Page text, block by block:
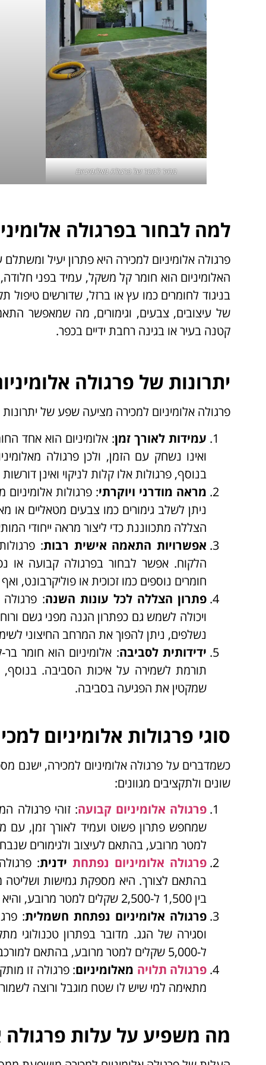
מחיר למטר של פרגולה מאלומיניום
למה לבחור בפרגולה
פרגולה אלומיניום למכירה היא פתרון יעיל ומשתלם
האלומיניום הוא חומר קל משקל, עמיד בפני
בניגוד לחומרים כמו עץ או ברזל, שדורשים
של עיצובים, צבעים, וגימורים, מה שמאפשר
קטנה בעיר או בגינה רחבת ידיים בכפר.
יתרונות של פרגולה
פרגולה אלומיניום למכירה מציעה שפע של
עמידות לאורך זמן: אלומיניום הוא אחד
ואינו נשחק עם הזמן, ולכן פרגולה
בנוסף, פרגולות אלו קלות לניקוי ואינן
מראה מודרני ויוקרתי: פרגולות
ניתן לשלב גימורים כמו צבעים מטאליים או
הצללה מתכווננת כדי ליצור מראה ייחודי
אפשרויות התאמה אישית רבות:
הלקוח. אפשר לבחור בפרגולה קבועה או
חומרים נוספים כמו זכוכית או פוליקרבונט,
פתרון הצללה לכל עונות השנה:
ויכולה לשמש גם כפתרון הגנה מפני גשם
נשלפים, ניתן להפוך את המרחב החיצוני
ידידותית לסביבה: אלומיניום הוא חומר
תורמת לשמירה על איכות הסביבה. בנוסף,
שמקטין את הפגיעה בסביבה.
סוגי פרגולות אלומיניום
כשמדברים על פרגולה אלומיניום למכירה, ישנם
שונים ולתקציבים מגוונים:
פרגולה אלומיניום קבועה: זוהי פרגולה
למטר מרובע, בהתאם לעיצוב ולגימורים
פרגולה אלומיניום נפתחת ידנית:
בהתאם לצורך. היא מספקת גמישות ושליטה
בין 1,500 ל-2,500 שקלים למטר מרובע, והיא כוללת תוספת עבור המנגנון הידני.
פרגולה אלומיניום נפתחת חשמלית:
ל-5,000 שקלים למטר מרובע, בהתאם למורכבות המערכת ולתוספות כמו תאורה חכמה, וילונות חשמליים, ועוד.
פרגולה תלויה מאלומיניום: פרגולה זו
מתאימה למי שיש לו שטח מוגבל ורוצה
מה משפיע על עלות פרגולה